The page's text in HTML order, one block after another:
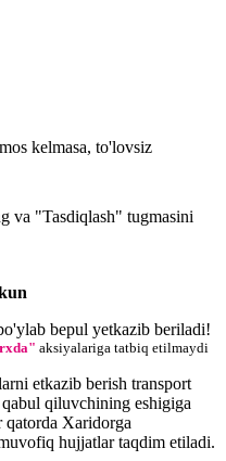
kelmasa, to'lovsiz
va "Tasdiqlash" tugmasini
bepul yetkazib beriladi!
aksiyalariga tatbiq etilmaydi
etkazib berish transport
qiluvchining eshigiga
Xaridorga
hujjatlar taqdim etiladi.